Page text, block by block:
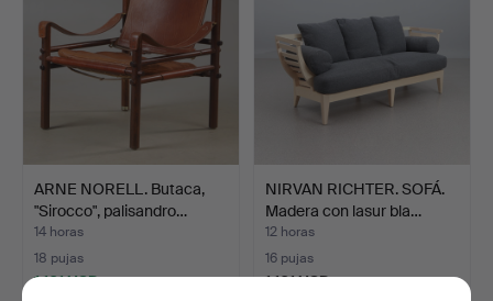
ARNE NORELL. Butaca,
"Sirocco", palisandro…
14 horas
18 pujas
1.161 USD
NIRVAN RICHTER. SOFÁ.
Madera con lasur bla…
12 horas
16 pujas
1.161 USD